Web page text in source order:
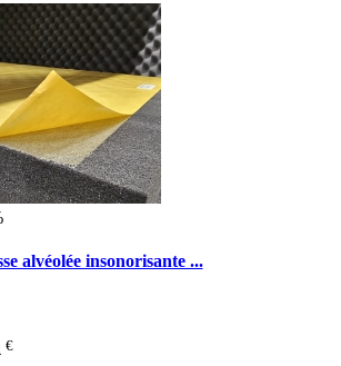
alvéolée insonorisante ...
€